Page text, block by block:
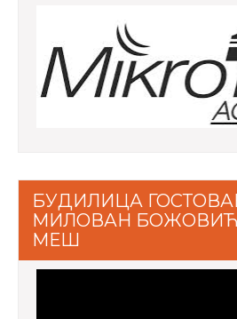
БУДИЛИЦА
МИЛОВАН
МЕШ